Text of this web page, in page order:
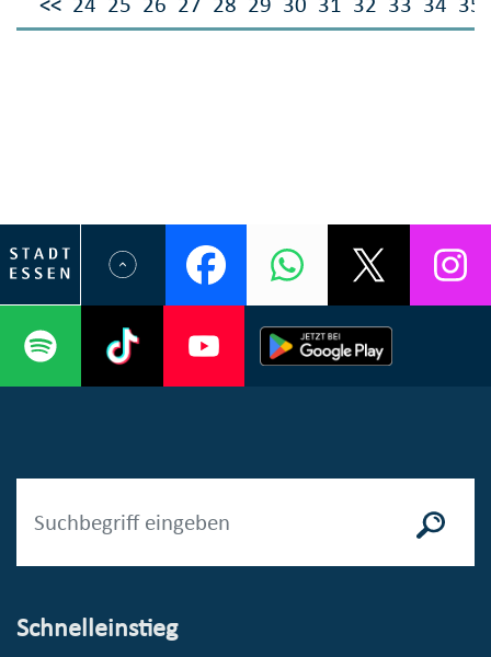
Schnelleinstieg